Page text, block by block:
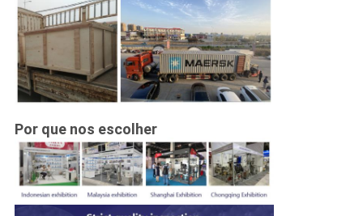
Por que nos escolher